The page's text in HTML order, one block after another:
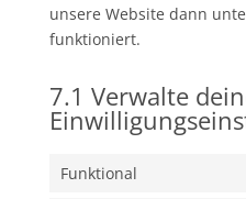
unsere Website dann
funktioniert.
7.1 Verwalte
Funktional